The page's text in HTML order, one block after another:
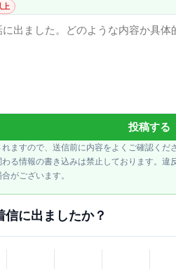
上
投稿する
ますので、送信前に内容をよくご確認く
る情報の書き込みは禁止しております。
がございます。
信に出ましたか？